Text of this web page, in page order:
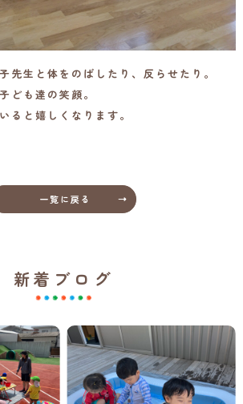
先生と体をのばしたり、反らせたり。
ども達の笑顔。
ると嬉しくなります。
一覧に戻る
新着ブログ